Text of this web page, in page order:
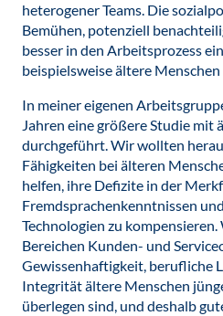
heterogener Teams. Die
Bemühen, potenziell
besser in den Arbeitsprozess
beispielsweise ältere
In meiner eigenen
Jahren eine größere Studie mit
durchgeführt. Wir wollten
Fähigkeiten bei älteren
helfen, ihre Defizite in der
Fremdsprachenkenntnissen
Technologien zu kompensieren.
Bereichen Kunden- und
Gewissenhaftigkeit, berufliche
Integrität ältere Menschen
überlegen sind, und deshalb